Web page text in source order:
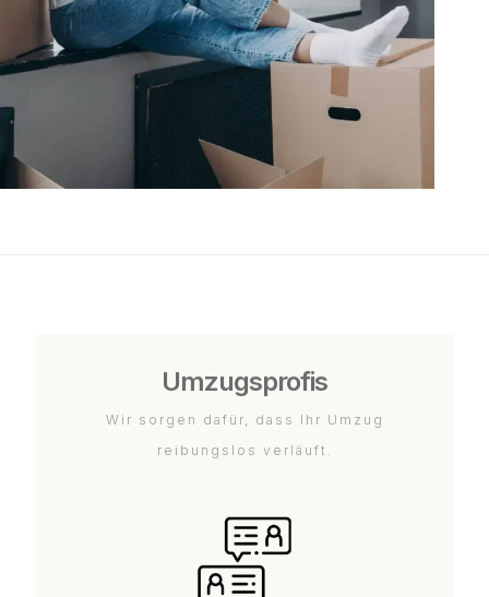
Umzugsprofis
Wir sorgen dafür, dass Ihr Umzug
reibungslos verläuft.